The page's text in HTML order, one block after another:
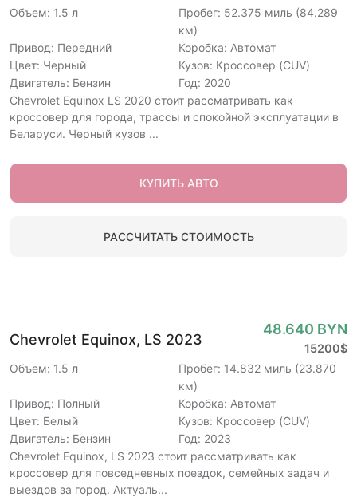
Объем: 1.5 л
Пробег: 52.375 миль (84.289
км)
Привод: Передний
Коробка: Автомат
Цвет: Черный
Кузов: Кроссовер (CUV)
Двигатель: Бензин
Год: 2020
Chevrolet Equinox LS 2020 стоит рассматривать как
кроссовер для города, трассы и спокойной эксплуатации в
Беларуси. Черный кузов ...
КУПИТЬ АВТО
РАССЧИТАТЬ СТОИМОСТЬ
Chevrolet Equinox, LS 2023
48.640 BYN
15200$
Объем: 1.5 л
Пробег: 14.832 миль (23.870
км)
Привод: Полный
Коробка: Автомат
Цвет: Белый
Кузов: Кроссовер (CUV)
Двигатель: Бензин
Год: 2023
Chevrolet Equinox, LS 2023 стоит рассматривать как
кроссовер для повседневных поездок, семейных задач и
выездов за город. Актуаль...